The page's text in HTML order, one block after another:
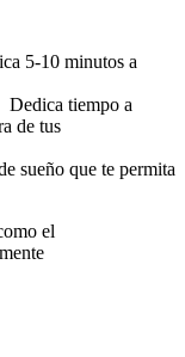
5-10 minutos a
Dedica tiempo a
de tus
sueño que te permita
el